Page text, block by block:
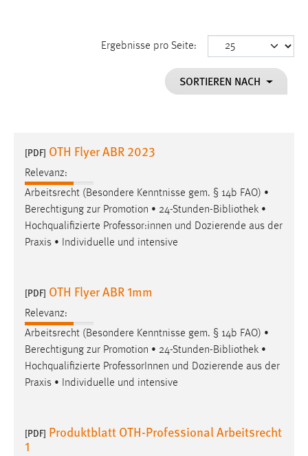
Ergebnisse pro Seite:
SORTIEREN NACH
[PDF] OTH Flyer ABR 2023
Relevanz:
Arbeitsrecht (Besondere Kenntnisse gem. § 14b FAO) •
Berechtigung zur Promotion • 24-Stunden-Bibliothek •
Hochqualifizierte Professor:innen und Dozierende aus der
Praxis • Individuelle und intensive
[PDF] OTH Flyer ABR 1mm
Relevanz:
Arbeitsrecht (Besondere Kenntnisse gem. § 14b FAO) •
Berechtigung zur Promotion • 24-Stunden-Bibliothek •
Hochqualifizierte ProfessorInnen und Dozierende aus der
Praxis • Individuelle und intensive
[PDF] Produktblatt OTH-Professional Arbeitsrecht
1
Dieser Cookie speichert die ausgewählten Einverständnis-
Performance
Name:
staticfilecache
Zweck:
Für performante Seitenauslieferung wird in diesem Cookie
gespeichert, ob man eingeloggt ist.
Name:
site-language-preference
Zweck:
Das Cookie speichert die gewählte Sprache der Website.
Cookie Laufzeit: